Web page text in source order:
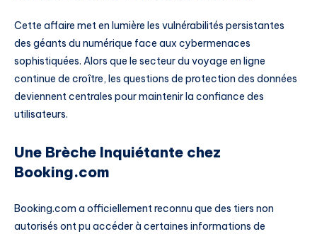
Cette affaire met en lumière les vulnérabilités persistantes
des géants du numérique face aux cybermenaces
sophistiquées. Alors que le secteur du voyage en ligne
continue de croître, les questions de protection des données
deviennent centrales pour maintenir la confiance des
utilisateurs.
Une Brèche Inquiétante chez
Booking.com
Booking.com a officiellement reconnu que des tiers non
autorisés ont pu accéder à certaines informations de